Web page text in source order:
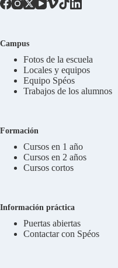
Campus
Fotos de la escuela
Locales y equipos
Equipo Spéos
Trabajos de los alumnos
Formación
Cursos en 1 año
Cursos en 2 años
Cursos cortos
Información práctica
Puertas abiertas
Contactar con Spéos